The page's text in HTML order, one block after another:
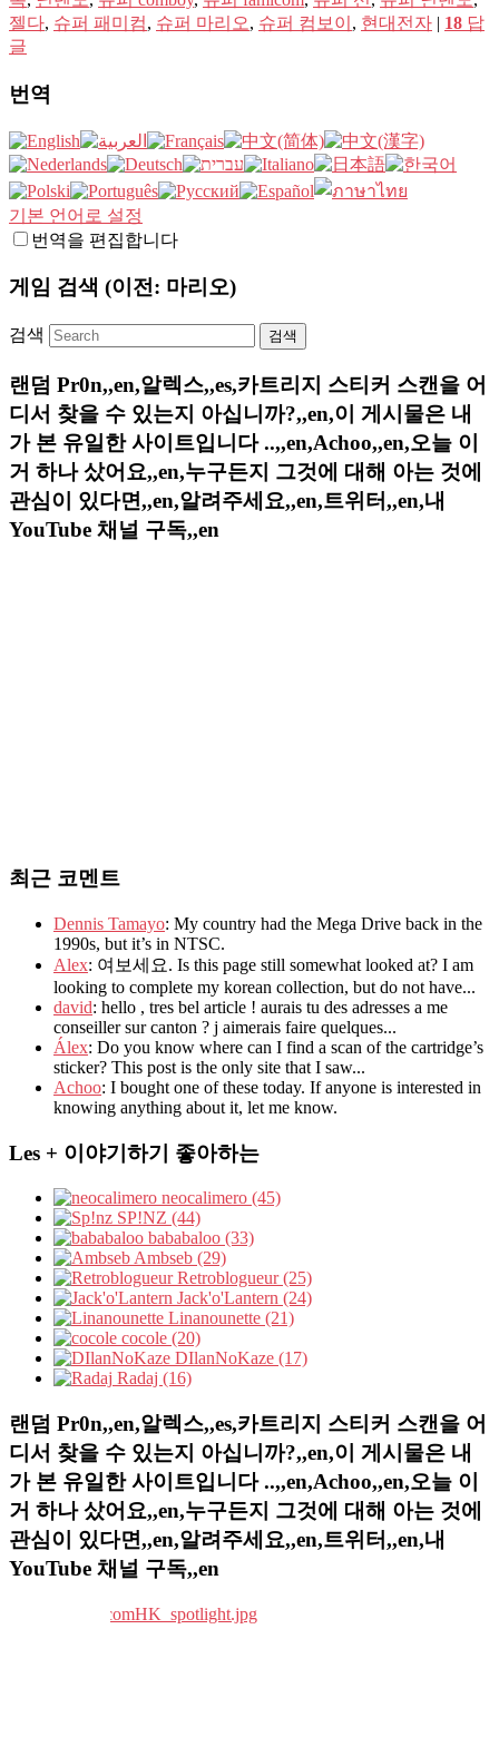
젤다, 슈퍼 패미컴, 슈퍼 마리오, 슈퍼 컴보이 , 현대전자 | 18 답
글
번역
기본 언어로 설정
번역을 편집합니다
게임 검색 (이전: 마리오)
검색
랜덤 Pr0n,,en,알렉스,,es,카트리지 스티커 스캔을 어
디서 찾을 수 있는지 아십니까?,,en,이 게시물은 내
가 본 유일한 사이트입니다 ..,,en,Achoo,,en,오늘 이
거 하나 샀어요,,en,누구든지 그것에 대해 아는 것에
관심이 있다면,,en,알려주세요,,en,트위터,,en,내
YouTube 채널 구독,,en
최근 코멘트
Dennis Tamayo: My country had the Mega Drive back in the
1990s, but it’s in NTSC.
Alex: 여보세요. Is this page still somewhat looked at? I am
looking to complete my korean collection, but do not have...
david: hello , tres bel article ! aurais tu des adresses a me
conseiller sur canton ? j aimerais faire quelques...
Álex: Do you know where can I find a scan of the cartridge’s
sticker? This post is the only site that I saw...
Achoo: I bought one of these today. If anyone is interested in
knowing anything about it, let me know.
Les + 이야기하기 좋아하는
neocalimero (45)
SP!NZ (44)
bababaloo (33)
Ambseb (29)
Retroblogueur (25)
Jack'o'Lantern (24)
Linanounette (21)
cocole (20)
DIlanNoKaze (17)
Radaj (16)
랜덤 Pr0n,,en,알렉스,,es,카트리지 스티커 스캔을 어
디서 찾을 수 있는지 아십니까?,,en,이 게시물은 내
가 본 유일한 사이트입니다 ..,,en,Achoo,,en,오늘 이
거 하나 샀어요,,en,누구든지 그것에 대해 아는 것에
관심이 있다면,,en,알려주세요,,en,트위터,,en,내
YouTube 채널 구독,,en